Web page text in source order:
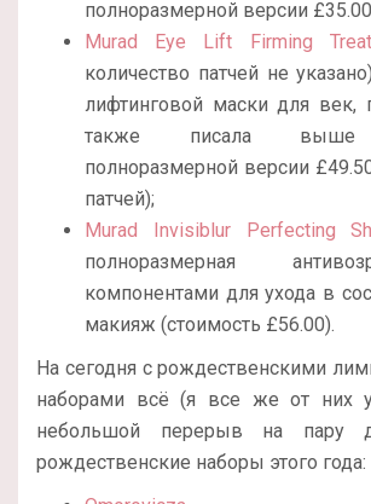
полноразмерной версии
Murad Eye Lift Firming
количество патчей не
лифтинговой маски для век,
также писала выше
полноразмерной версии
патчей);
Murad Invisiblur Perfecting
полноразмерная
компонентами для ухода в
макияж (стоимость £56.00).
На сегодня с рождественскими
наборами всё (я все же от них
небольшой перерыв на пару
рождественские наборы этого года: